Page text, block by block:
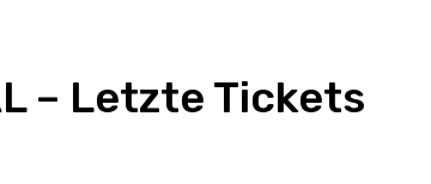
– Letzte Tickets